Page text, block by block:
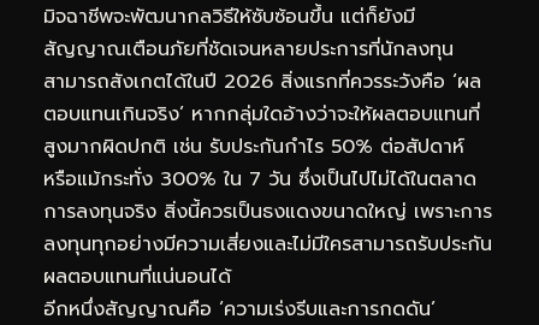
มิจฉาชีพจะพัฒนากลวิธีให้ซับซ้อนขึ้น แต่ก็ยังมี
สัญญาณเตือนภัยที่ชัดเจนหลายประการที่นักลงทุน
สามารถสังเกตได้ในปี 2026 สิ่งแรกที่ควรระวังคือ ‘ผล
ตอบแทนเกินจริง’ หากกลุ่มใดอ้างว่าจะให้ผลตอบแทนที่
สูงมากผิดปกติ เช่น รับประกันกำไร 50% ต่อสัปดาห์
หรือแม้กระทั่ง 300% ใน 7 วัน ซึ่งเป็นไปไม่ได้ในตลาด
การลงทุนจริง สิ่งนี้ควรเป็นธงแดงขนาดใหญ่ เพราะการ
ลงทุนทุกอย่างมีความเสี่ยงและไม่มีใครสามารถรับประกัน
ผลตอบแทนที่แน่นอนได้
อีกหนึ่งสัญญาณคือ ‘ความเร่งรีบและการกดดัน’